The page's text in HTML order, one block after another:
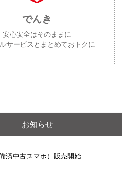
でんき
安心安全はそのままに
サービスとまとめておトクに
お知らせ
済中古スマホ）販売開始